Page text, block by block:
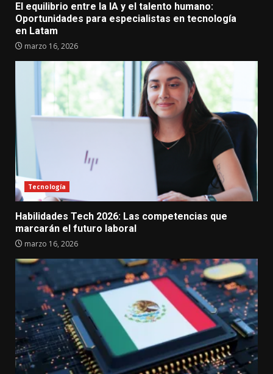
El equilibrio entre la IA y el talento humano:
Oportunidades para especialistas en tecnología
en Latam
marzo 16, 2026
Tecnología
Habilidades Tech 2026: Las competencias que
marcarán el futuro laboral
marzo 16, 2026